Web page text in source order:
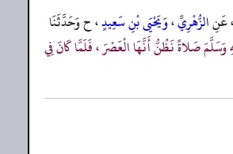
، عَنِالزُّهْرِيِّ،وَيَحْيَى بْنِ سَعِيدٍ، ح وَحَدَّثَنَا
وَسَلَّمَ صَلاةً نَظُنُّ أَنَّهَا الْعَصْرَ ، فَلَمَّا كَانَ فِي